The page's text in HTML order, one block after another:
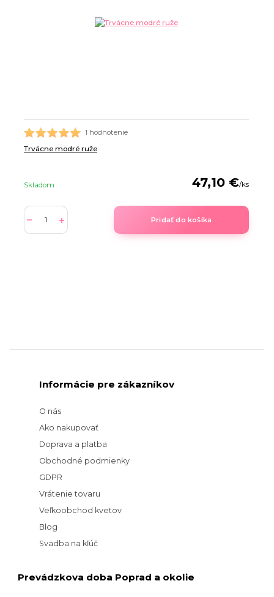
1 hodnotenie
Trvácne modré ruže
47,10 €/ks
Skladom
Pridať do košíka
Informácie pre zákazníkov
O nás
Ako nakupovať
Doprava a platba
Obchodné podmienky
GDPR
Vrátenie tovaru
Veľkoobchod kvetov
Blog
Svadba na kľúč
Prevádzkova doba Poprad a okolie